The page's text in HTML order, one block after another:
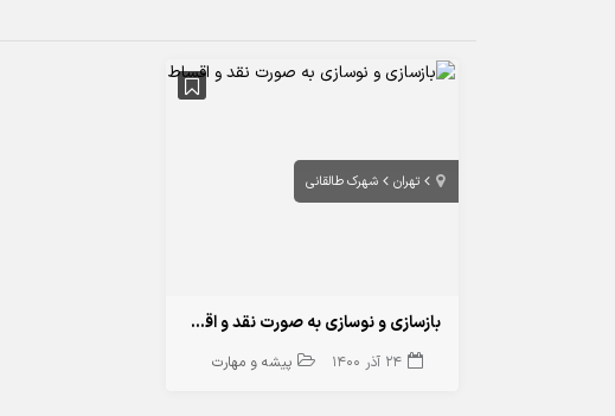
تهران شهرک طالقانی
بازسازی و نوسازی به صورت نقد و اقساط
24 آذر 1400 پیشه و مهارت